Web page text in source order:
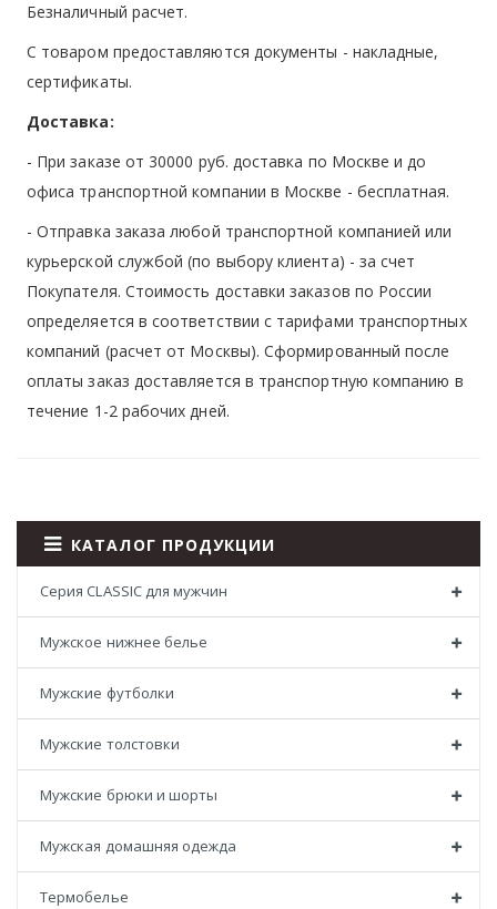
Безналичный расчет.
С товаром предоставляются документы - накладные,
сертификаты.
Доставка:
- При заказе от 30000 руб. доставка по Москве и до
офиса транспортной компании в Москве - бесплатная.
- Отправка заказа любой транспортной компанией или
курьерской службой (по выбору клиента) - за счет
Покупателя. Стоимость доставки заказов по России
определяется в соответствии с тарифами транспортных
компаний (расчет от Москвы). Сформированный после
оплаты заказ доставляется в транспортную компанию в
течение 1-2 рабочих дней.
КАТАЛОГ ПРОДУКЦИИ
Серия CLASSIC для мужчин
Мужское нижнее белье
Мужские футболки
Мужские толстовки
Мужские брюки и шорты
Мужская домашняя одежда
Термобелье